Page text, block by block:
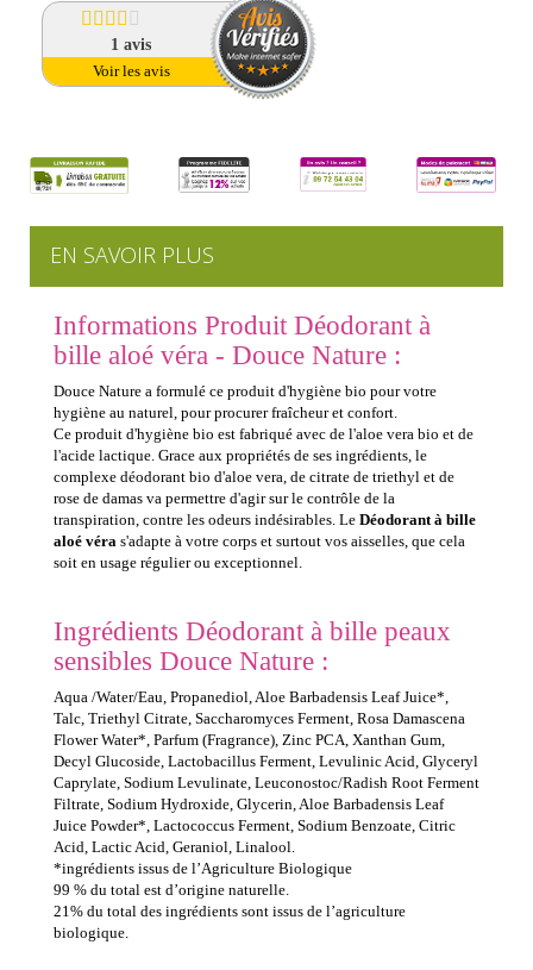
1avis
Voir les avis
EN SAVOIR PLUS
Informations Produit Déodorant à
bille aloé véra - Douce Nature :
Douce Nature a formulé ce produit d'hygiène bio pour votre
hygiène au naturel, pour procurer fraîcheur et confort.
Ce produit d'hygiène bio est fabriqué avec de l'aloe vera bio et de
l'acide lactique. Grace aux propriétés de ses ingrédients, le
complexe déodorant bio d'aloe vera, de citrate de triethyl et de
rose de damas va permettre d'agir sur le contrôle de la
transpiration, contre les odeurs indésirables. Le Déodorant à bille
aloé véra s'adapte à votre corps et surtout vos aisselles, que cela
soit en usage régulier ou exceptionnel.
Ingrédients Déodorant à bille peaux
sensibles Douce Nature :
Aqua /Water/Eau, Propanediol, Aloe Barbadensis Leaf Juice*,
Talc, Triethyl Citrate, Saccharomyces Ferment, Rosa Damascena
Flower Water*, Parfum (Fragrance), Zinc PCA, Xanthan Gum,
Decyl Glucoside, Lactobacillus Ferment, Levulinic Acid, Glyceryl
Caprylate, Sodium Levulinate, Leuconostoc/Radish Root Ferment
Filtrate, Sodium Hydroxide, Glycerin, Aloe Barbadensis Leaf
Juice Powder*, Lactococcus Ferment, Sodium Benzoate, Citric
Acid, Lactic Acid, Geraniol, Linalool.
*ingrédients issus de l’Agriculture Biologique
99 % du total est d’origine naturelle.
21% du total des ingrédients sont issus de l’agriculture
biologique.